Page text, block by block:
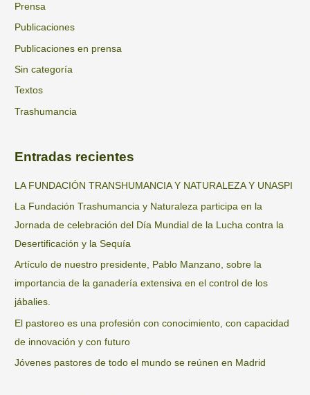
Prensa
Publicaciones
Publicaciones en prensa
Sin categoría
Textos
Trashumancia
Entradas recientes
LA FUNDACIÓN TRANSHUMANCIA Y NATURALEZA Y UNASPI
La Fundación Trashumancia y Naturaleza participa en la
Jornada de celebración del Día Mundial de la Lucha contra la
Desertificación y la Sequía
Artículo de nuestro presidente, Pablo Manzano, sobre la
importancia de la ganadería extensiva en el control de los
jábalies.
El pastoreo es una profesión con conocimiento, con capacidad
de innovación y con futuro
Jóvenes pastores de todo el mundo se reúnen en Madrid